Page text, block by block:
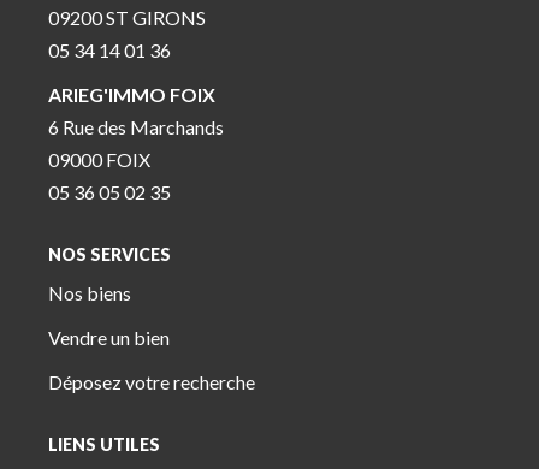
09200 ST GIRONS
05 34 14 01 36
ARIEG'IMMO FOIX
6 Rue des Marchands
09000 FOIX
05 36 05 02 35
NOS SERVICES
Nos biens
Vendre un bien
Déposez votre recherche
LIENS UTILES